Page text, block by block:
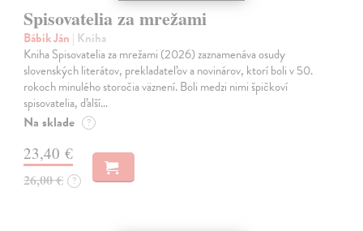
Spisovatelia za mrežami
Bábik Ján | Kniha
Kniha Spisovatelia za mrežami (2026) zaznamenáva osudy
slovenských literátov, prekladateľov a novinárov, ktorí boli v 50.
rokoch minulého storočia väznení. Boli medzi nimi špičkoví
spisovatelia, ďalší…
Na sklade ?
23,40 €
26,00 € ?